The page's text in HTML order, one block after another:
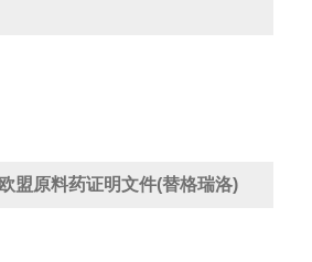
盟原料药证明文件(替格瑞洛)